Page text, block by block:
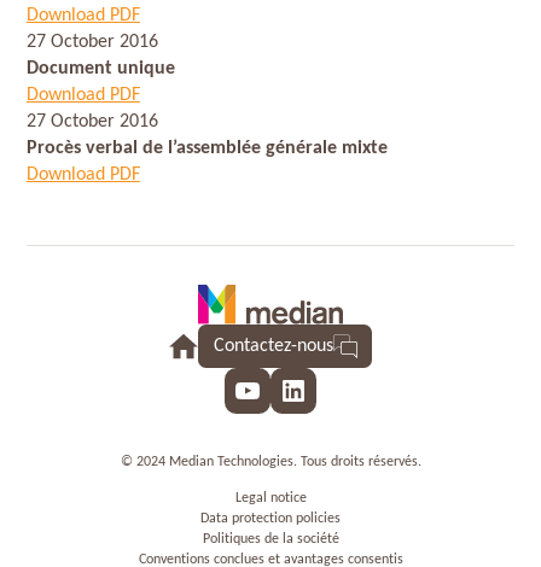
Download PDF
27 October 2016
Document unique
Download PDF
27 October 2016
Procès verbal de l’assemblée générale mixte
Download PDF
Contactez-nous
YouTubeLinkedIn
© 2024 Median Technologies. Tous droits réservés.
Legal notice
Data protection policies
Politiques de la société
Conventions conclues et avantages consentis